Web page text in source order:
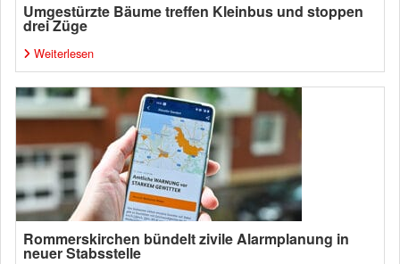
Umgestürzte Bäume treffen Kleinbus und stoppen
drei Züge
Weiterlesen
Rommerskirchen bündelt zivile Alarmplanung in
neuer Stabsstelle